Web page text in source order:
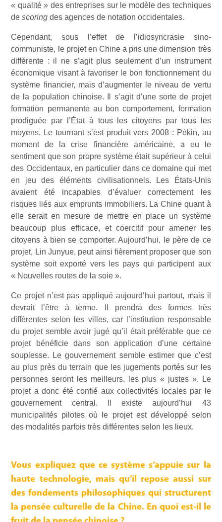
« qualité » des entreprises sur le modèle des techniques
descoring des agences de notation occidentales.
Cependant, sous l’effet de l’idiosyncrasie sino-
communiste, le projet en Chine a pris une dimension très
différente : il ne s’agit plus seulement d’un instrument
économique visant à favoriser le bon fonctionnement du
système financier, mais d’augmenter le niveau de vertu
de la population chinoise. Il s’agit d’une sorte de projet
formation permanente au bon comportement, formation
prodiguée par l’État à tous les citoyens par tous les
moyens. Le tournant s’est produit vers 2008 : Pékin, au
moment de la crise financière américaine, a eu le
sentiment que son propre système était supérieur à celui
des Occidentaux, en particulier dans ce domaine qui met
en jeu des éléments civilisationnels. Les États-Unis
avaient été incapables d’évaluer correctement les
risques liés aux emprunts immobiliers. La Chine quant à
elle serait en mesure de mettre en place un système
beaucoup plus efficace, et coercitif pour amener les
citoyens à bien se comporter. Aujourd’hui, le père de ce
projet, Lin Junyue, peut ainsi fièrement proposer que son
système soit exporté vers les pays qui participent aux
« Nouvelles routes de la soie ».
Ce projet n’est pas appliqué aujourd’hui partout, mais il
devrait l’être à terme. Il prendra des formes très
différentes selon les villes, car l’institution responsable
du projet semble avoir jugé qu’il était préférable que ce
projet bénéficie dans son application d’une certaine
souplesse. Le gouvernement semble estimer que c’est
au plus près du terrain que les jugements portés sur les
personnes seront les meilleurs, les plus « justes ». Le
projet a donc été confié aux collectivités locales par le
gouvernement central. Il existe aujourd’hui 43
municipalités pilotes où le projet est développé selon
des modalités parfois très différentes selon les lieux.
Vous expliquez que ce système s’appuie sur la
haute technologie, mais qu’il repose aussi sur
des fondements philosophiques qui structurent
la pensée culturelle de la Chine. En quoi est-il le